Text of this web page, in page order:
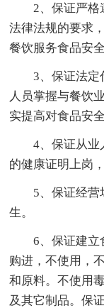
2、保证严
法律法规的要求
餐饮服务食品安
3、保证法定
人员掌握与餐饮
实提高对食品安
4、保证从业
的健康证明上岗
5、保证经营
生。
6、保证建立
购进，不使用，
和原料。不使用
及其它制品。保